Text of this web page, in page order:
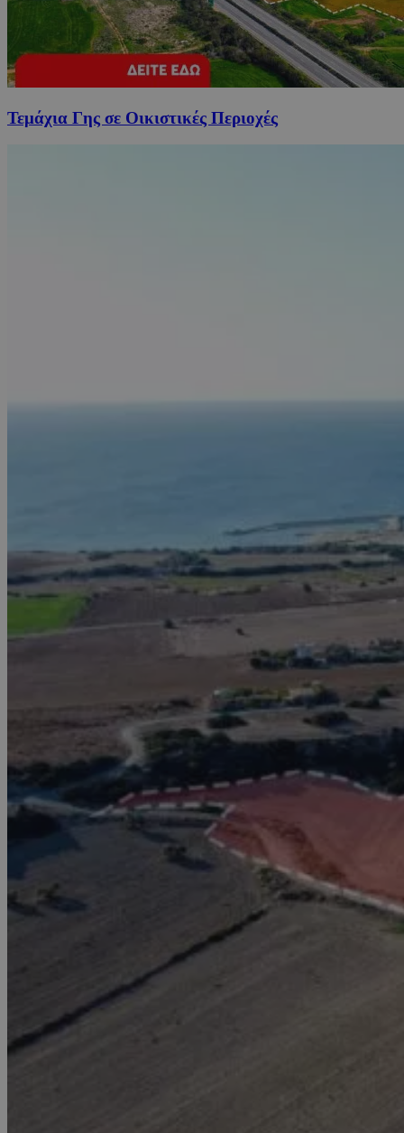
Τεμάχια Γης σε Οικιστικές Περιοχές